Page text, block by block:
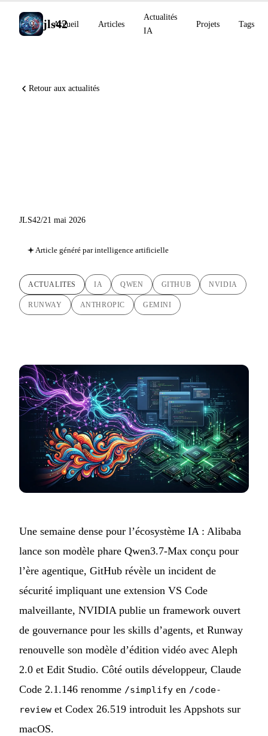
jls42
Accueil Articles
Actualités
IA
Projets Tags
Retour aux actualités
JLS42/21 mai 2026
Article généré par intelligence artificielle
ACTUALITES IA QWEN GITHUB NVIDIA
RUNWAY ANTHROPIC GEMINI
Une semaine dense pour l’écosystème IA : Alibaba
lance son modèle phare Qwen3.7-Max conçu pour
l’ère agentique, GitHub révèle un incident de
sécurité impliquant une extension VS Code
malveillante, NVIDIA publie un framework ouvert
de gouvernance pour les skills d’agents, et Runway
renouvelle son modèle d’édition vidéo avec Aleph
2.0 et Edit Studio. Côté outils développeur, Claude
Code 2.1.146 renomme /simplify en /code-
review et Codex 26.519 introduit les Appshots sur
macOS.